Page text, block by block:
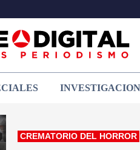
CREMATORIO DEL HORROR